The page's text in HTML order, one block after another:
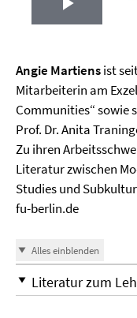
Play
Angie Martiensist
Mitarbeiterin am
Communities“ sowie
Prof. Dr. Anita
Zu ihren
Literatur zwischen
Studies und
fu-berlin.de
Alles einblenden
Literatur zum